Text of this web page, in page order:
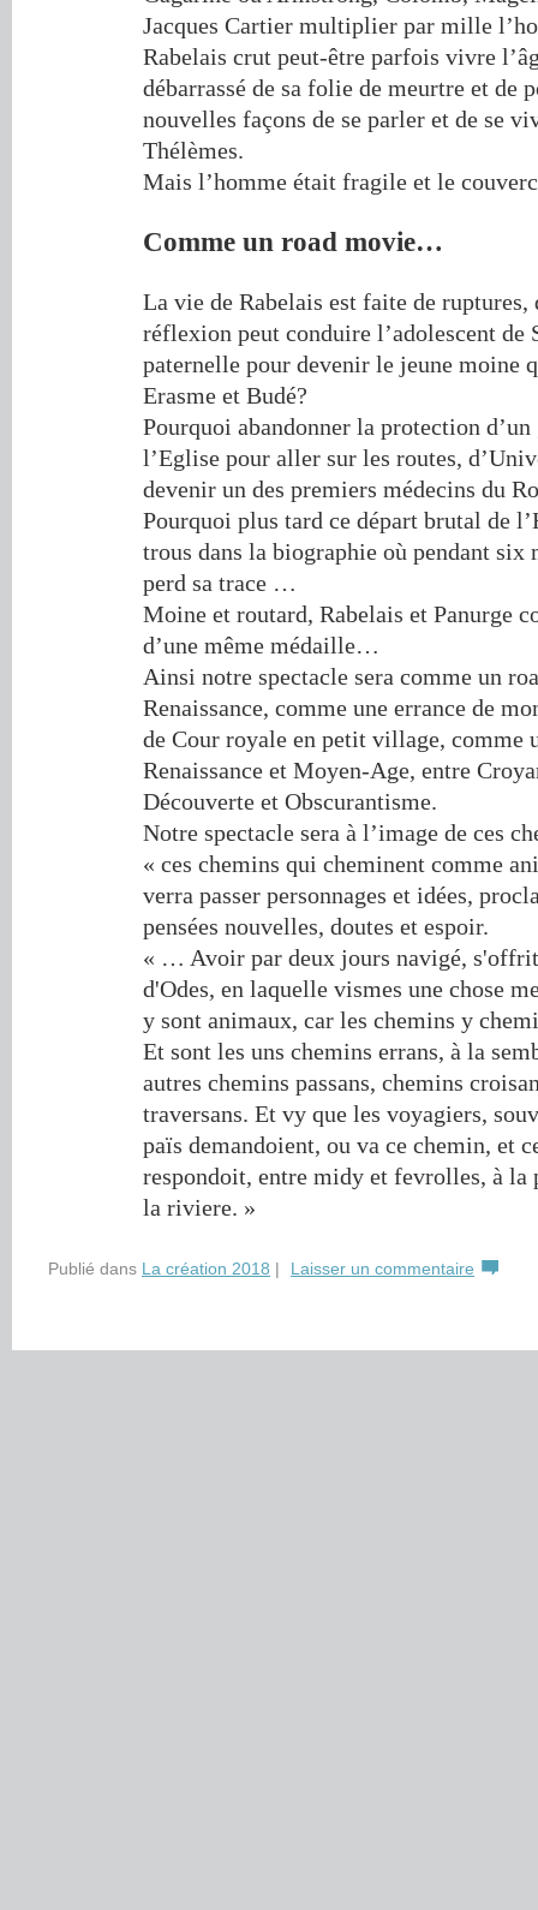
Jacques Cartier multiplier par mille
Rabelais crut peut-être parfois vivre
débarrassé de sa folie de meurtre et de
nouvelles façons de se parler et de se
Thélèmes.
Mais l’homme était fragile et le
Comme un road movie…
La vie de Rabelais est faite de ruptures,
réflexion peut conduire l’adolescent
paternelle pour devenir le jeune moine
Erasme et Budé?
Pourquoi abandonner la protection
l’Eglise pour aller sur les routes,
devenir un des premiers médecins du
Pourquoi plus tard ce départ brutal de
trous dans la biographie où pendant six
perd sa trace …
Moine et routard, Rabelais et Panurge
d’une même médaille…
Ainsi notre spectacle sera comme un
Renaissance, comme une errance de
de Cour royale en petit village, comme
Renaissance et Moyen-Age, entre
Découverte et Obscurantisme.
Notre spectacle sera à l’image de ces
« ces chemins qui cheminent comme
verra passer personnages et idées,
pensées nouvelles, doutes et espoir.
« … Avoir par deux jours navigé,
d'Odes, en laquelle vismes une chose
y sont animaux, car les chemins y
Et sont les uns chemins errans, à la
autres chemins passans, chemins
traversans. Et vy que les voyagiers,
païs demandoient, ou va ce chemin, et
respondoit, entre midy et fevrolles, à la
la riviere. »
Publié dans La création 2018 | Laisser un commentaire